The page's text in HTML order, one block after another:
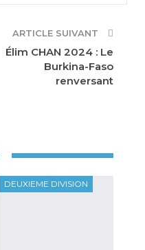
ARTICLE SUIVANT
Élim CHAN 2024 : Le
Burkina-Faso
renversant
DEUXIEME DIVISION